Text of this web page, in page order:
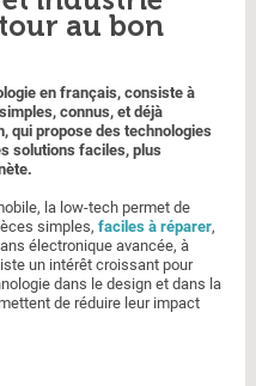
au bon
en français, consiste à
connus, et déjà
qui propose des technologies
solutions faciles, plus
la low-tech permet de
simples, faciles à réparer,
électronique avancée, à
un intérêt croissant pour
dans le design et dans la
de réduire leur impact